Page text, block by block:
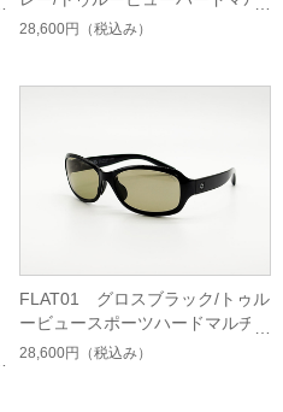
チシングルコート
28,600円 （税込み）
FLAT01 グロスブラック/トゥル
ービュースポーツハードマルチ
シングルコート
28,600円 （税込み）